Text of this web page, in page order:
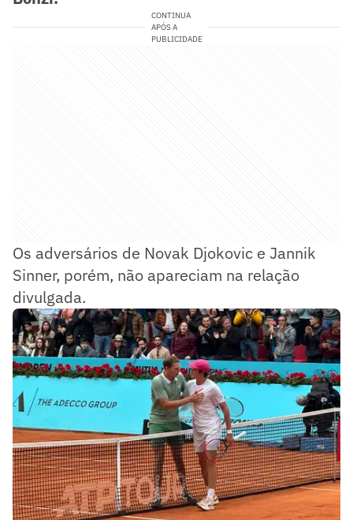
CONTINUA
APÓS A
PUBLICIDADE
Os adversários de Novak Djokovic e Jannik
Sinner, porém, não apareciam na relação
divulgada.